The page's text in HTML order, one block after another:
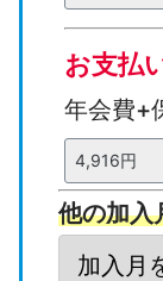
お支払
年会費+
一
年
一
年
保
険
団
体
他の加入